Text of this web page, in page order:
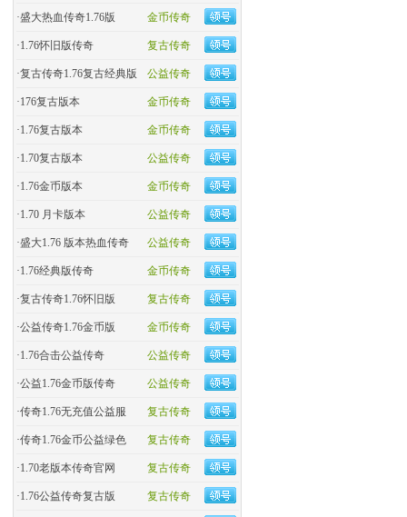
金币传奇
·盛大热血传奇1.76版
复古传奇
·1.76怀旧版传奇
公益传奇
·复古传奇1.76复古经典版
金币传奇
·176复古版本
金币传奇
·1.76复古版本
公益传奇
·1.70复古版本
金币传奇
·1.76金币版本
公益传奇
·1.70 月卡版本
公益传奇
·盛大1.76 版本热血传奇
金币传奇
·​1.76经典版传奇
复古传奇
·复古传奇1.76怀旧版
金币传奇
·​公益传奇1.76金币版
公益传奇
·1.76合击公益传奇
公益传奇
·公益1.76金币版传奇
复古传奇
·传奇1.76无充值公益服
复古传奇
·传奇1.76金币公益绿色
复古传奇
·1.70老版本传奇官网
复古传奇
·1.76公益传奇复古版